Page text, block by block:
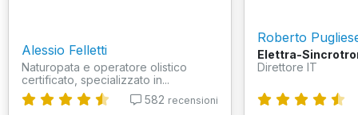
Alessio Felletti
Naturopata e operatore olistico
certificato, specializzato in...
582 recensioni
Roberto
Elettra-
Direttore IT